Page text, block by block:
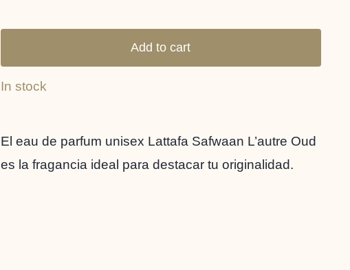
L'autre
Oud
quantity
Add to cart
In stock
El eau de parfum unisex Lattafa Safwaan L’autre Oud
es la fragancia ideal para destacar tu originalidad.